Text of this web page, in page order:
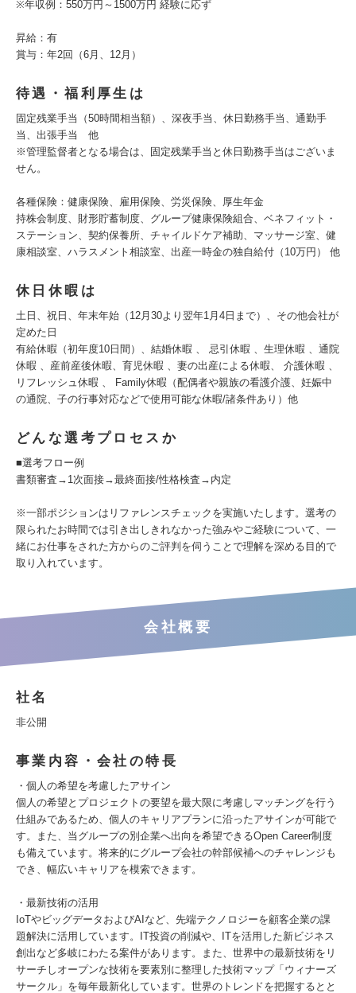
※年収例：550万円～1500万円 経験に応ず
昇給：有
賞与：年2回（6月、12月）
待遇・福利厚生は
固定残業手当（50時間相当額）、深夜手当、休日勤務手当、通勤手
当、出張手当 他
※管理監督者となる場合は、固定残業手当と休日勤務手当はございま
せん。
各種保険：健康保険、雇用保険、労災保険、厚生年金
持株会制度、財形貯蓄制度、グループ健康保険組合、ベネフィット・
ステーション、契約保養所、チャイルドケア補助、マッサージ室、健
康相談室、ハラスメント相談室、出産一時金の独自給付（10万円） 他
休日休暇は
土日、祝日、年末年始（12月30より翌年1月4日まで）、その他会社が
定めた日
有給休暇（初年度10日間）、結婚休暇 、 忌引休暇 、生理休暇 、通院
休暇 、産前産後休暇、育児休暇 、妻の出産による休暇、 介護休暇 、
リフレッシュ休暇 、 Family休暇（配偶者や親族の看護介護、妊娠中
の通院、子の行事対応などで使用可能な休暇/諸条件あり）他
どんな選考プロセスか
■選考フロー例
書類審査→1次面接→最終面接/性格検査→内定
※一部ポジションはリファレンスチェックを実施いたします。選考の
限られたお時間では引き出しきれなかった強みやご経験について、一
緒にお仕事をされた方からのご評判を伺うことで理解を深める目的で
取り入れています。
会社概要
社名
非公開
事業内容・会社の特長
・個人の希望を考慮したアサイン
個人の希望とプロジェクトの要望を最大限に考慮しマッチングを行う
仕組みであるため、個人のキャリアプランに沿ったアサインが可能で
す。また、当グループの別企業へ出向を希望できるOpen Career制度
も備えています。将来的にグループ会社の幹部候補へのチャレンジも
でき、幅広いキャリアを模索できます。
・最新技術の活用
IoTやビッグデータおよびAIなど、先端テクノロジーを顧客企業の課
題解決に活用しています。IT投資の削減や、ITを活用した新ビジネス
創出など多岐にわたる案件があります。また、世界中の最新技術をリ
サーチしオープンな技術を要素別に整理した技術マップ「ウィナーズ
サークル」を毎年最新化しています。世界のトレンドを把握するとと